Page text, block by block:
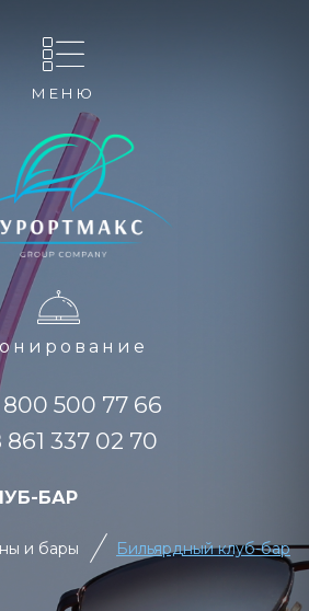
МЕНЮ
800 500 77 66
861 337 02 70
БАР
и бары Бильярдный клуб-бар